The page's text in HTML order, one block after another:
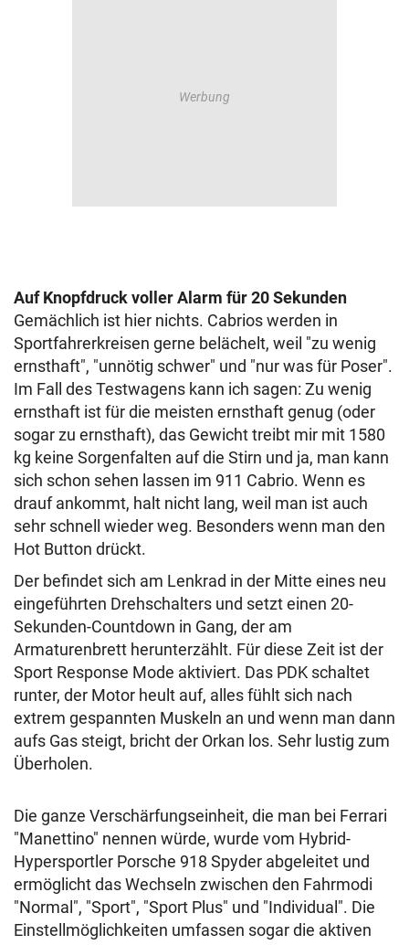
Auf Knopfdruck voller Alarm für 20 Sekunden
Gemächlich ist hier nichts. Cabrios werden in
Sportfahrerkreisen gerne belächelt, weil "zu wenig
ernsthaft", "unnötig schwer" und "nur was für Poser".
Im Fall des Testwagens kann ich sagen: Zu wenig
ernsthaft ist für die meisten ernsthaft genug (oder
sogar zu ernsthaft), das Gewicht treibt mir mit 1580
kg keine Sorgenfalten auf die Stirn und ja, man kann
sich schon sehen lassen im 911 Cabrio. Wenn es
drauf ankommt, halt nicht lang, weil man ist auch
sehr schnell wieder weg. Besonders wenn man den
Hot Button drückt.
Der befindet sich am Lenkrad in der Mitte eines neu
eingeführten Drehschalters und setzt einen 20-
Sekunden-Countdown in Gang, der am
Armaturenbrett herunterzählt. Für diese Zeit ist der
Sport Response Mode aktiviert. Das PDK schaltet
runter, der Motor heult auf, alles fühlt sich nach
extrem gespannten Muskeln an und wenn man dann
aufs Gas steigt, bricht der Orkan los. Sehr lustig zum
Überholen.
Die ganze Verschärfungseinheit, die man bei Ferrari
"Manettino" nennen würde, wurde vom Hybrid-
Hypersportler Porsche 918 Spyder abgeleitet und
ermöglicht das Wechseln zwischen den Fahrmodi
"Normal", "Sport", "Sport Plus" und "Individual". Die
Einstellmöglichkeiten umfassen sogar die aktiven